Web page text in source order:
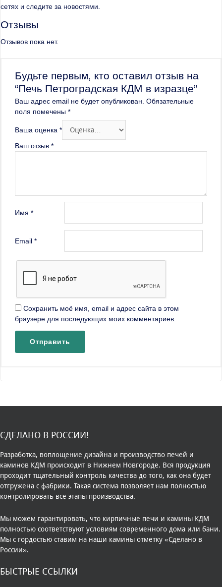
сетях и следите за новостями.
Отзывы
Отзывов пока нет.
Будьте первым, кто оставил отзыв на
“Печь Петроградская КДМ в изразце”
Ваш адрес email не будет опубликован.
Обязательные
поля помечены*
Ваша оценка*
Ваш отзыв*
Имя*
Email*
Сохранить моё имя, email и адрес сайта в этом
браузере для последующих моих комментариев.
СДЕЛАНО В РОССИИ!
Разработка, воплощение дизайна и производство печей и
каминов КДМ происходит в Нижнем Новгороде. Вся продукция
проходит тщательный контроль качества до того, как она будет
отгружена с фабрики. Такая система позволяет нам полностью
контролировать все этапы производства.
Мы можем гарантировать, что кирпичные печи и камины КДМ
полностью соответствуют условиям современного дома или бани.
Мы с гордостью ставим на наши камины отметку «Сделано в
России».
БЫСТРЫЕ ССЫЛКИ